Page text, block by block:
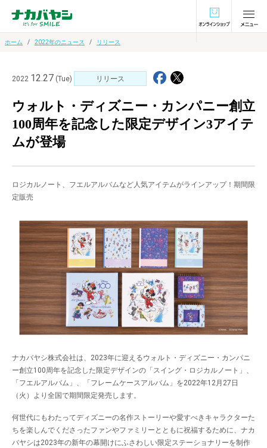
オンラインショ
ホーム 2022年のニュース リリース
2022 12.27 (Tue) リリース
ウォルト・ディズニー・カンパニー創立
100周年を記念した限定デザイン3アイテ
ムが登場
ロジカルノート、フエルアルバムなど人気アイテムがラインアップ！期間限
定販売
ナカバヤシ株式会社は、2023年に迎えるウォルト・ディズニー・カンパニ
ー創立100周年を記念した限定デザインの「スイング・ロジカルノート」、
「フエルアルバム」、「フレームケースアルバム」を2022年12月27日
（火）より全国で期間限定発売します。
何世代にもわたってディズニーの名作ストーリーや愛すべきキャラクターた
ちを楽しんでくださったファンやファミリーとともに祝福するために、ナカ
バヤシは2023年の新年の幕開けにふさわしい限定ステーショナリーを制作